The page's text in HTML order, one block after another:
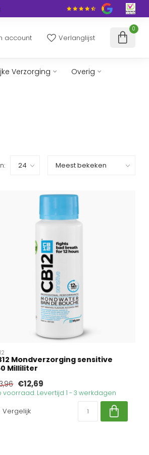
account Verlanglijst
0
Verzorging Overig
Mondverzorging sensitive
Milliliter
€12,69
voorraad. Levertijd 1 - 3 werkdagen
Vergelijk